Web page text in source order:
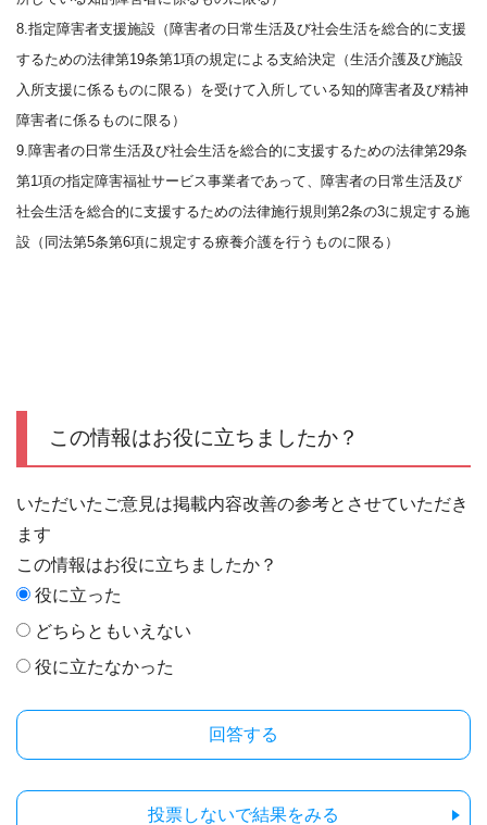
8.指定障害者支援施設（障害者の日常生活及び社会生活を総合的に支援
するための法律第19条第1項の規定による支給決定（生活介護及び施設
入所支援に係るものに限る）を受けて入所している知的障害者及び精神
障害者に係るものに限る）
9.障害者の日常生活及び社会生活を総合的に支援するための法律第29条
第1項の指定障害福祉サービス事業者であって、障害者の日常生活及び
社会生活を総合的に支援するための法律施行規則第2条の3に規定する施
設（同法第5条第6項に規定する療養介護を行うものに限る）
この情報はお役に立ちましたか？
いただいたご意見は掲載内容改善の参考とさせていただき
ます
この情報はお役に立ちましたか？
役に立った
どちらともいえない
役に立たなかった
投票しないで結果をみる